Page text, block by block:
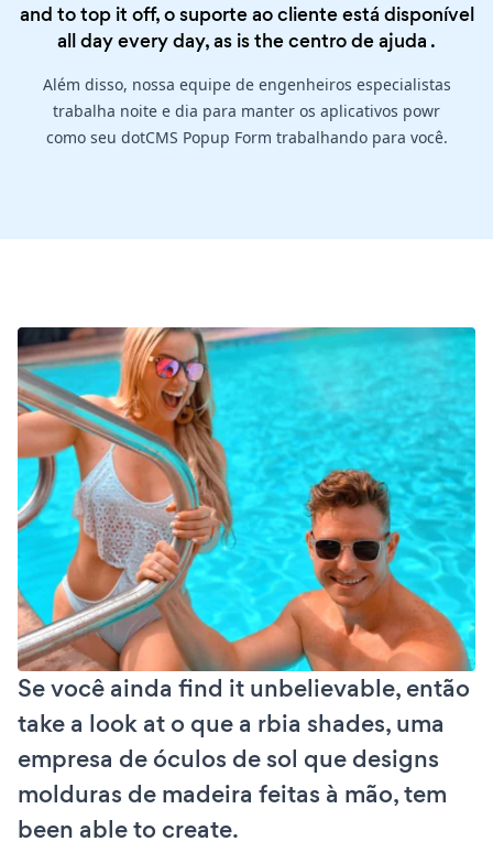
and to top it off, o suporte ao cliente está disponível
all day every day, as is thecentro de ajuda .
Além disso, nossa equipe de engenheiros especialistas
trabalha noite e dia para manter os aplicativos powr
como seu dotCMS Popup Form trabalhando para você.
Se você ainda find it unbelievable, então
take a look at o que a rbia shades, uma
empresa de óculos de sol que designs
molduras de madeira feitas à mão, tem
been able to create.